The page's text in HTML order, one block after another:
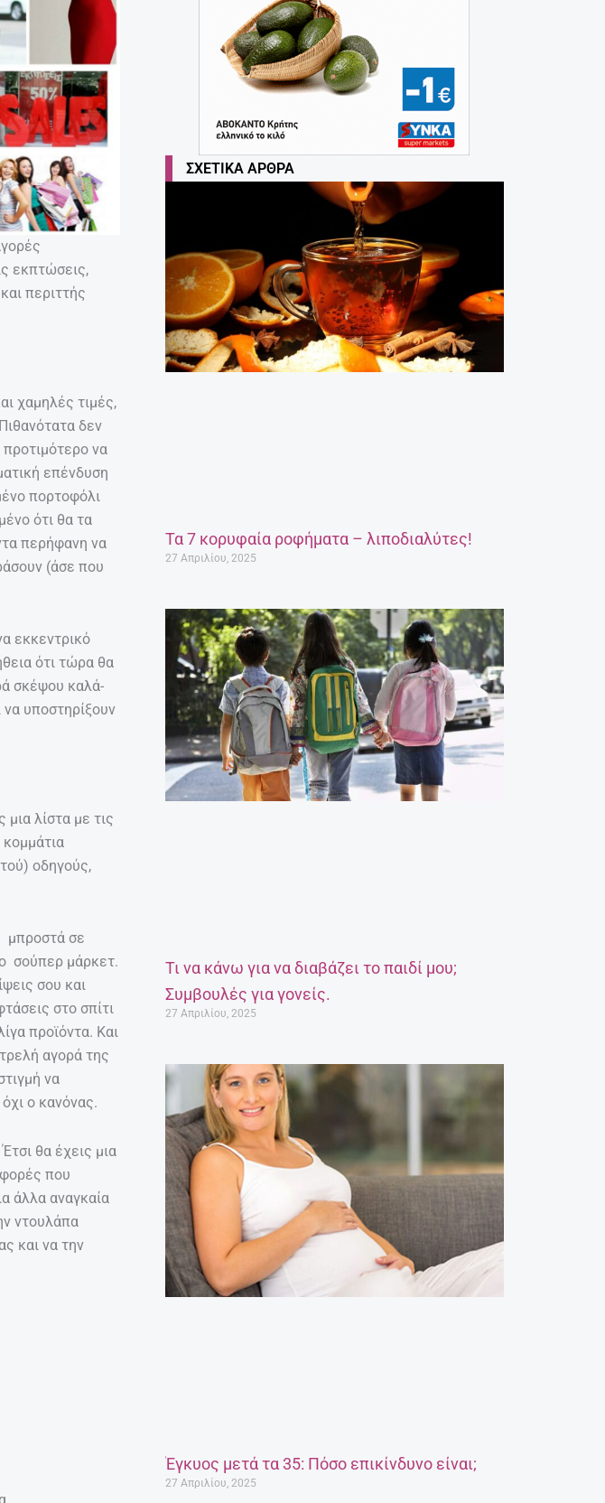
εκπτώσεις,
περιττής
χαμηλές τιμές,
δεν
να
επένδυση
πορτοφόλι
ότι θα τα
περήφανη να
(άσε που
εκκεντρικό
ότι τώρα θα
σκέψου καλά-
υποστηρίξουν
λίστα με τις
οδηγούς,
μπροστά σε
σούπερ μάρκετ.
σου και
στο σπίτι
προϊόντα. Και
αγορά της
να
ο κανόνας.
θα έχεις μια
φορές που
άλλα αναγκαία
ντουλάπα
και να την
ΣΧΕΤΙΚΆ ΆΡΘΡΑ
Τα 7 κορυφαία ροφήματα – λιποδιαλύτες!
27 Απριλίου, 2025
Τι να κάνω για να διαβάζει το παιδί μου;
Συμβουλές για γονείς.
27 Απριλίου, 2025
Έγκυος μετά τα 35: Πόσο επικίνδυνο είναι;
27 Απριλίου, 2025